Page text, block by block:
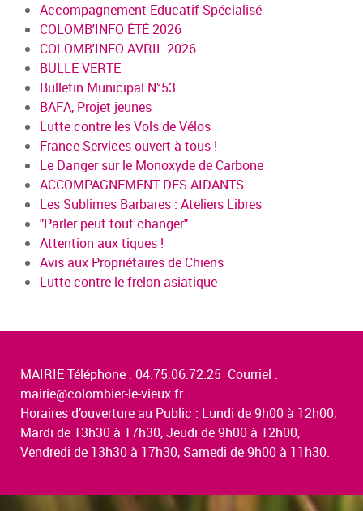
Accompagnement Educatif Spécialisé
COLOMB'INFO ÉTÉ 2026
COLOMB'INFO AVRIL 2026
BULLE VERTE
Bulletin Municipal N°53
BAFA, Projet jeunes
Lutte contre les Vols de Vélos
France Services ouvert à tous !
Le Danger sur le Monoxyde de Carbone
ACCOMPAGNEMENT DES AIDANTS
Les Sublimes Barbares : Ateliers Libres
"Parler peut tout changer"
Attention aux tiques !
Avis aux Propriétaires de Chiens
Lutte contre le frelon asiatique
MAIRIE Téléphone : 04.75.06.72.25 Courriel :
mairie@colombier-le-vieux.fr
Horaires d’ouverture au Public : Lundi de 9h00 à 12h00,
Mardi de 13h30 à 17h30, Jeudi de 9h00 à 12h00,
Vendredi de 13h30 à 17h30, Samedi de 9h00 à 11h30.